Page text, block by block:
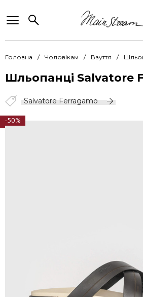
Головна Чоловікам Взуття
Шльопанці Salvatore
Salvatore Ferragamo
-50%